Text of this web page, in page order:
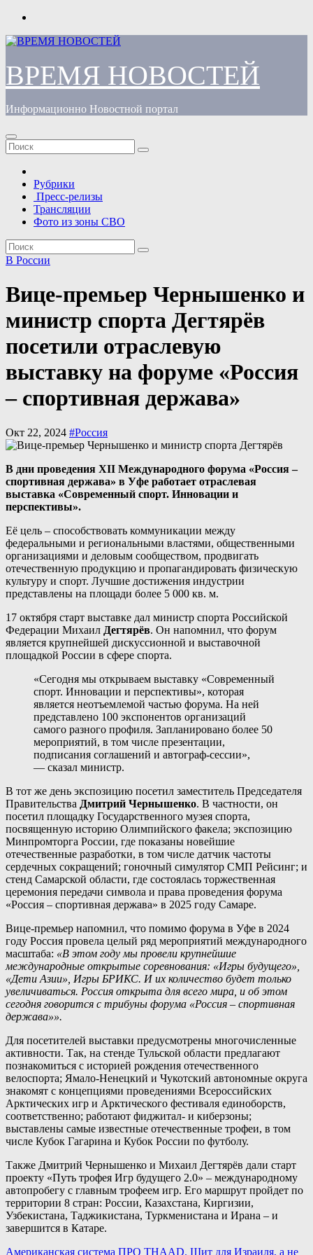
Перейти
содержимому
ВРЕМЯ НОВОСТЕЙ
Информационно Новостной портал
Рубрики
Пресс-релизы
Трансляции
Фото из зоны СВО
В России
Вице-премьер Чернышенко и
министр спорта Дегтярёв
посетили отраслевую
выставку на форуме «Россия
– спортивная держава»
Окт 22, 2024 #Россия
В дни проведения XII Международного форума «Россия –
спортивная держава» в Уфе работает отраслевая
выставка «Современный спорт. Инновации и
перспективы».
Её цель – способствовать коммуникации между
федеральными и региональными властями, общественными
организациями и деловым сообществом, продвигать
отечественную продукцию и пропагандировать физическую
культуру и спорт. Лучшие достижения индустрии
представлены на площади более 5 000 кв. м.
17 октября старт выставке дал министр спорта Российской
Федерации Михаил Дегтярёв. Он напомнил, что форум
является крупнейшей дискуссионной и выставочной
площадкой России в сфере спорта.
«Сегодня мы открываем выставку «Современный
спорт. Инновации и перспективы», которая
является неотъемлемой частью форума. На ней
представлено 100 экспонентов организаций
самого разного профиля. Запланировано более 50
мероприятий, в том числе презентации,
подписания соглашений и автограф-сессии»,
— сказал министр.
В тот же день экспозицию посетил заместитель Председателя
Правительства Дмитрий Чернышенко. В частности, он
посетил площадку Государственного музея спорта,
посвященную историю Олимпийского факела; экспозицию
Минпромторга России, где показаны новейшие
отечественные разработки, в том числе датчик частоты
сердечных сокращений; гоночный симулятор СМП Рейсинг; и
стенд Самарской области, где состоялась торжественная
церемония передачи символа и права проведения форума
«Россия – спортивная держава» в 2025 году Самаре.
Вице-премьер напомнил, что помимо форума в Уфе в 2024
году Россия провела целый ряд мероприятий международного
масштаба: «В этом году мы провели крупнейшие
международные открытые соревнования: «Игры будущего»,
«Дети Азии», Игры БРИКС. И их количество будет только
увеличиваться. Россия открыта для всего мира, и об этом
сегодня говорится с трибуны форума «Россия – спортивная
держава»».
Для посетителей выставки предусмотрены многочисленные
активности. Так, на стенде Тульской области предлагают
познакомиться с историей рождения отечественного
велоспорта; Ямало-Ненецкий и Чукотский автономные округа
знакомят с концепциями проведениями Всероссийских
Арктических игр и Арктического фестиваля единоборств,
соответственно; работают фиджитал- и киберзоны;
выставлены самые известные отечественные трофеи, в том
числе Кубок Гагарина и Кубок России по футболу.
Также Дмитрий Чернышенко и Михаил Дегтярёв дали старт
проекту «Путь трофея Игр будущего 2.0» – международному
автопробегу с главным трофеем игр. Его маршрут пройдет по
территории 8 стран: России, Казахстана, Киргизии,
Узбекистана, Таджикистана, Туркменистана и Ирана – и
завершится в Катаре.
Американская система ПРО THAAD. Щит для Израиля, а не